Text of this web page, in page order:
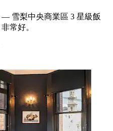
— 雪梨中央商業區 3 星級飯
常好。